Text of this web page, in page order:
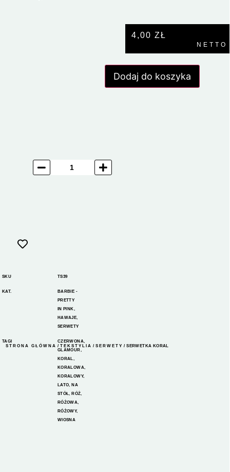
4,00 ZŁ
NETTO
Dodaj do koszyka
SKU TS39
KAT.
BARBIE -
PRETTY
IN PINK
HAWAJE
SERWETY
TAGI CZERWONA
GLAMOUR
KORAL
KORALOWA
KORALOWY,
LATO
NA
STÓŁ
RÓŻ
RÓŻOWA
RÓŻOWY,
WIOSNA
STRONA GŁÓWNA / TEKSTYLIA /SERWETY / SERWETKA KORAL